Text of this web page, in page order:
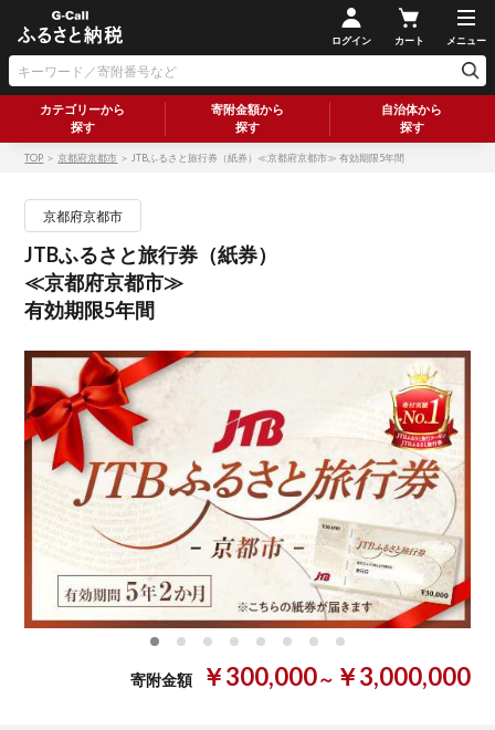
ログイン カート メニュー
カテゴリーから
探す
寄附金額から
探す
自治体から
探す
TOP ＞京都府京都市 ＞ JTBふるさと旅行券（紙券）≪京都府京都市≫ 有効期限5年間
京都府京都市
JTBふるさと旅行券（紙券）
≪京都府京都市≫
有効期限5年間
寄附金額 ￥300,000～ ￥3,000,000